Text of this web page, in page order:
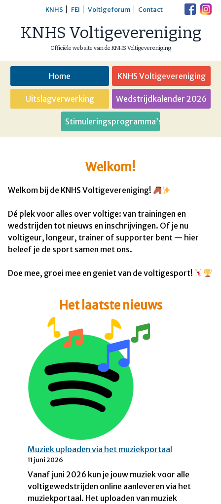
content
KNHS FEI Voltigeforum Contact
KNHS Voltigevereniging
Officiële website van de KNHS Voltigevereniging
Home KNHS Voltigevereniging
Uitslagverwerking Wedstrijdkalender 2026
Stimuleringsprogramma’s
Welkom!
Welkom bij de KNHS Voltigevereniging!
Dé plek voor alles over voltige: van trainingen en
wedstrijden tot nieuws en inschrijvingen. Of je nu
voltigeur, longeur, trainer of supporter bent — hier
beleef je de sport samen met ons.
Doe mee, groei mee en geniet van de voltigesport!
Het laatste nieuws
Muziek uploaden via het muziekportaal
11 juni 2026
Vanaf juni 2026 kun je jouw muziek voor alle
voltigewedstrijden online aanleveren via het
muziekportaal. Het uploaden van muziek